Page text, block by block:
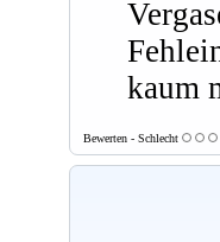
kaum
Bewerten - Schlecht